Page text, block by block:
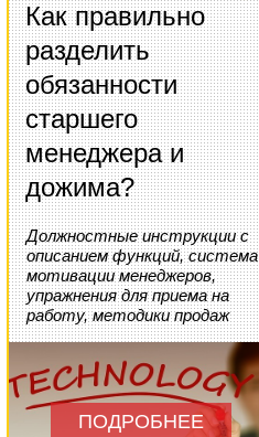
Как правильно
разделить
обязанности
старшего
менеджера и
дожима?
Должностные инструкции с
описанием функций, система
мотивации менеджеров,
упражнения для приема на
работу, методики продаж
ПОДРОБНЕЕ